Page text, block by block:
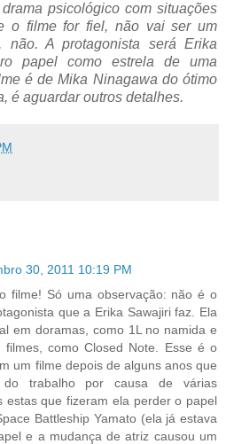
psicológico com situações
o filme for fiel, não vai ser um
não. A protagonista será Erika
papel como estrela de uma
é de Mika Ninagawa do ótimo
é aguardar outros detalhes.
30, 2011 10:19 PM
filme! Só uma observação: não é o
que a Erika Sawajiri faz. Ela
em doramas, como 1L no namida e
como Closed Note. Esse é o
um filme depois de alguns anos que
trabalho por causa de várias
estas que fizeram ela perder o papel
Battleship Yamato (ela já estava
e a mudança de atriz causou um